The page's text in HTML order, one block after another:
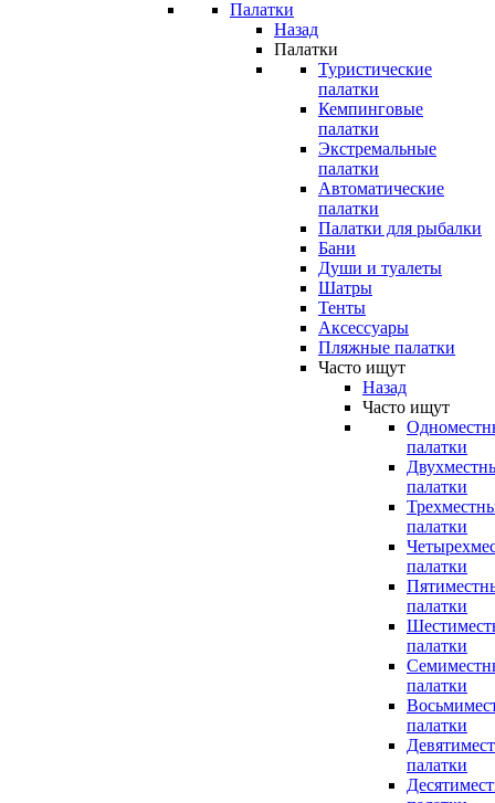
Палатки
Назад
Палатки
Туристические
палатки
Кемпинговые
палатки
Экстремальные
палатки
Автоматические
палатки
Палатки для рыбалки
Бани
Души и туалеты
Шатры
Тенты
Аксессуары
Пляжные палатки
Часто ищут
Назад
Часто ищут
палатки
палатки
палатки
палатки
палатки
палатки
палатки
палатки
палатки